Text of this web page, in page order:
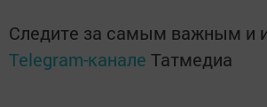
Следите за самым важным и
Telegram-канале Татмедиа